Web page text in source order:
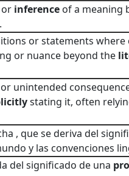
inference of a meaning
or statements
or nuance beyond the
unintended
stating it, often
, que se deriva del
y las convenciones
del significado de una